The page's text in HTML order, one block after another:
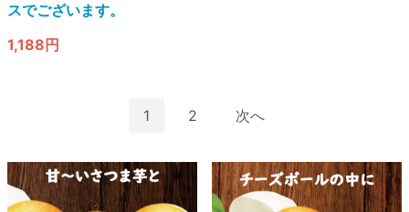
スでございます。
1,188円
1 2 次へ